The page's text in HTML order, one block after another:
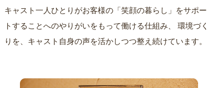
キャスト一人ひとりがお客様の「笑顔の暮らし」をサポー
トすることへのやりがいをもって働ける仕組み、
りを、キャスト自身の声を活かしつつ整え続けています。